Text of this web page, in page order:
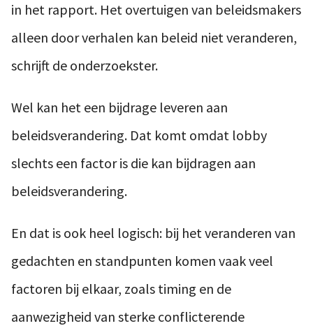
in het rapport. Het overtuigen van beleidsmakers
alleen door verhalen kan beleid niet veranderen,
schrijft de onderzoekster.
Wel kan het een bijdrage leveren aan
beleidsverandering. Dat komt omdat lobby
slechts een factor is die kan bijdragen aan
beleidsverandering.
En dat is ook heel logisch: bij het veranderen van
gedachten en standpunten komen vaak veel
factoren bij elkaar, zoals timing en de
aanwezigheid van sterke conflicterende